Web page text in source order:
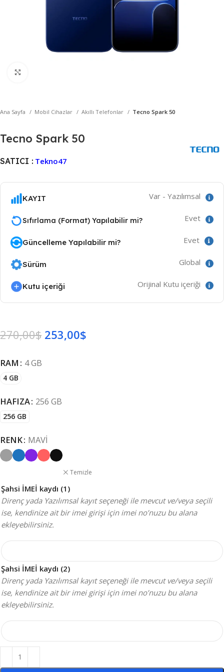
Ana Sayfa Mobil Cihazlar Akıllı Telefonlar Tecno Spark 50
Tecno Spark 50
SATICI : Tekno47
KAYIT Var - Yazılımsal
Sıfırlama (Format) Yapılabilir mi? Evet
Güncelleme Yapılabilir mi? Evet
Sürüm Global
Kutu içeriği Orijinal Kutu içeriği
270,00$ 253,00$
RAM 4 GB
4 GB
HAFIZA 256 GB
256 GB
RENK MAVI
Temizle
Şahsi İMEİ kaydı (1)
Direnç yada Yazılımsal kayıt seçeneği ile mevcut ve/veya seçili
ise, kendinize ait bir imei girişi için imei no’nuzu bu alana
ekleyebilirsiniz.
Şahsi İMEİ kaydı (2)
Direnç yada Yazılımsal kayıt seçeneği ile mevcut ve/veya seçili
ise, kendinize ait bir imei girişi için imei no’nuzu bu alana
ekleyebilirsiniz.